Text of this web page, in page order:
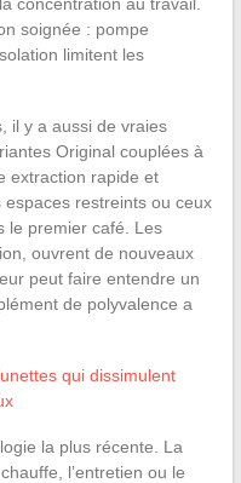
soignée : pompe
limitent les
il y a aussi de vraies
Original couplées à
extraction rapide et
restreints ou ceux
le premier café. Les
ouvrent de nouveaux
peut faire entendre un
de polyvalence a
qui dissimulent
la plus récente. La
l’entretien ou le